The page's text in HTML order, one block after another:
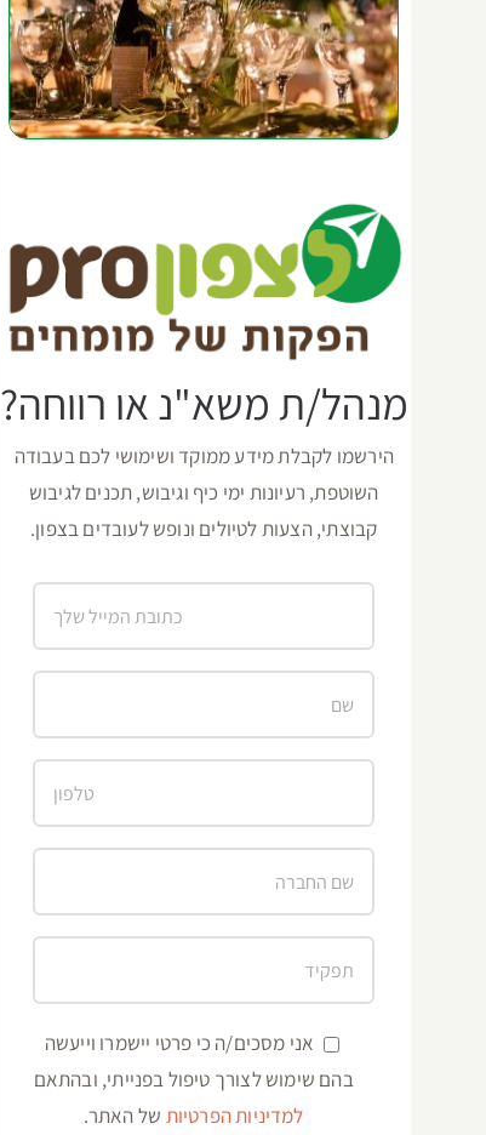
מנהל/ת משא"נ או רווחה?
הירשמו לקבלת מידע ממוקד ושימושי לכם בעבודה
השוטפת, רעיונות ימי כיף וגיבוש, תכנים לגיבוש
קבוצתי, הצעות לטיולים ונופש לעובדים בצפון.
אני מסכים/ה כי פרטי יישמרו וייעשה
בהם שימוש לצורך טיפול בפנייתי, ובהתאם
למדיניות הפרטיות של האתר.